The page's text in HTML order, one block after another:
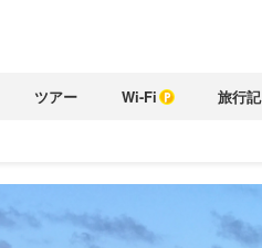
ツアー Wi-Fi 旅行記